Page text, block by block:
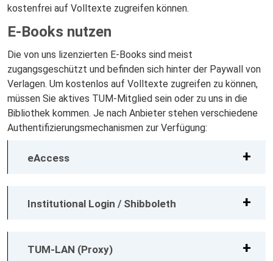
kostenfrei auf Volltexte zugreifen können.
E-Books nutzen
Die von uns lizenzierten E-Books sind meist
zugangsgeschützt und befinden sich hinter der Paywall von
Verlagen. Um kostenlos auf Volltexte zugreifen zu können,
müssen Sie aktives TUM-Mitglied sein oder zu uns in die
Bibliothek kommen. Je nach Anbieter stehen verschiedene
Authentifizierungsmechanismen zur Verfügung:
eAccess
Institutional Login / Shibboleth
TUM-LAN (Proxy)